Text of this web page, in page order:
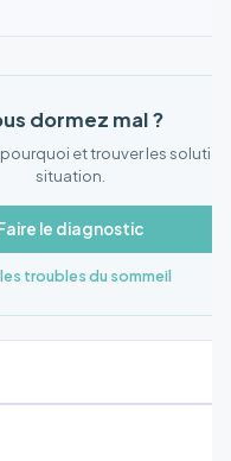
dormez mal ?
et trouver les
situation.
le diagnostic
troubles du sommeil